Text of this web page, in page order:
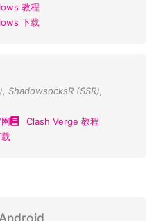
教程
下载
, ShadowsocksR (SSR),
Clash Verge 教程